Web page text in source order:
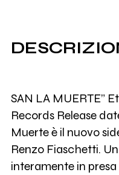
SAN LA MUERTE”
Records Release
Muerte è il nuovo
Renzo Fiaschetti.
interamente in